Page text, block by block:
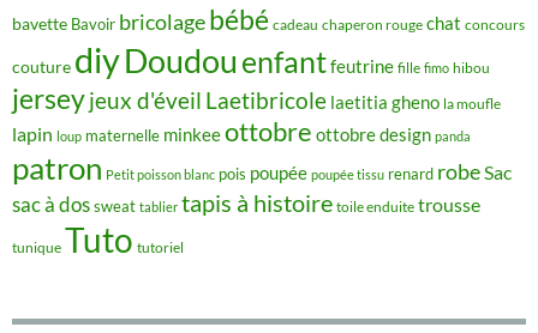
bavette Bavoir bricolagebébé cadeau chaperon rouge chat concours
couture diyDoudou enfantfeutrine fille fimo hibou
jerseyjeux d'éveil Laetibricole laetitia gheno la moufle
lapin loup maternelle minkeeottobre ottobre design panda
patron Petit poisson blanc pois poupée poupée tissu renard robeSac
sac à dossweat tablier tapis à histoire toile enduite trousse
tunique Tuto tutoriel